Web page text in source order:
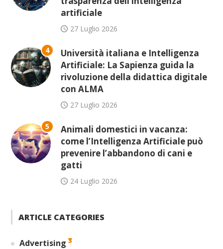
artificiale
27 Luglio 2026
4
Università italiana e Intelligenza
Artificiale: La Sapienza guida la
rivoluzione della didattica digitale
con ALMA
27 Luglio 2026
5
Animali domestici in vacanza:
come l’Intelligenza Artificiale può
prevenire l’abbandono di cani e
gatti
24 Luglio 2026
ARTICLE CATEGORIES
Advertising 3